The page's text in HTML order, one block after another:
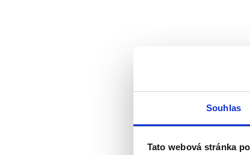
Souhlas
Tato webová stránka